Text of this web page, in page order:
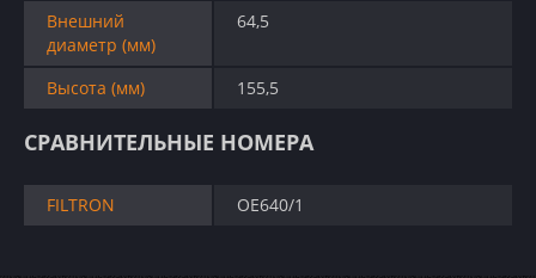
Внешний
диаметр (мм)
64,5
Высота (мм) 155,5
СРАВНИТЕЛЬНЫЕ НОМЕРА
FILTRON OE640/1